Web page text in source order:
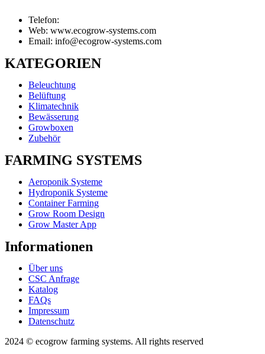
Telefon:
Web: www.ecogrow-systems.com
Email: info@ecogrow-systems.com
KATEGORIEN
Beleuchtung
Belüftung
Klimatechnik
Bewässerung
Growboxen
Zubehör
FARMING SYSTEMS
Aeroponik Systeme
Hydroponik Systeme
Container Farming
Grow Room Design
Grow Master App
Informationen
Über uns
CSC Anfrage
Katalog
FAQs
Impressum
Datenschutz
2024 © ecogrow farming systems. All rights reserved